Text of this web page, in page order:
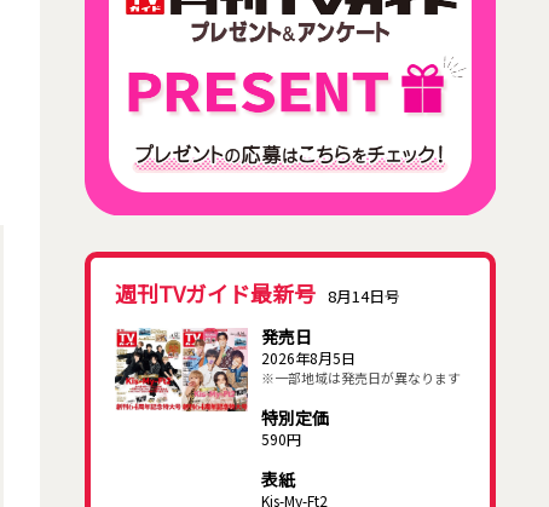
週刊TVガイド最新号 8月14日号
発売日
2026年8月5日
※一部地域は発売日が異なります
特別定価
590円
表紙
Kis-My-Ft2